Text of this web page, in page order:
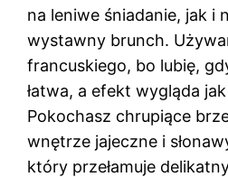
na leniwe śniadanie, jak i
wystawny brunch.
francuskiego, bo lubię,
łatwa, a efekt wygląda
Pokochasz chrupiące
wnętrze jajeczne i
który przełamuje